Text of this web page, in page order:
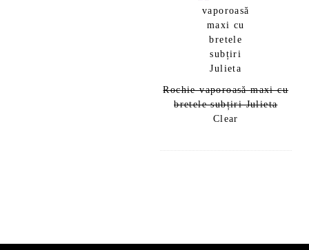
Rochie vaporoasă maxi cu
bretele subțiri Julieta
Clear